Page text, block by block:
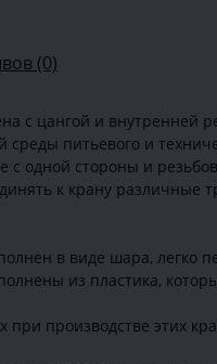
(0)
с цангой и внутренней
питьевого и
одной стороны и
к крану различные
в виде шара, легко
из пластика,
при производстве этих